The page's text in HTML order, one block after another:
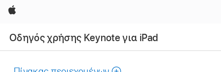
Apple
Οδηγός χρήσης Keynote για iPad